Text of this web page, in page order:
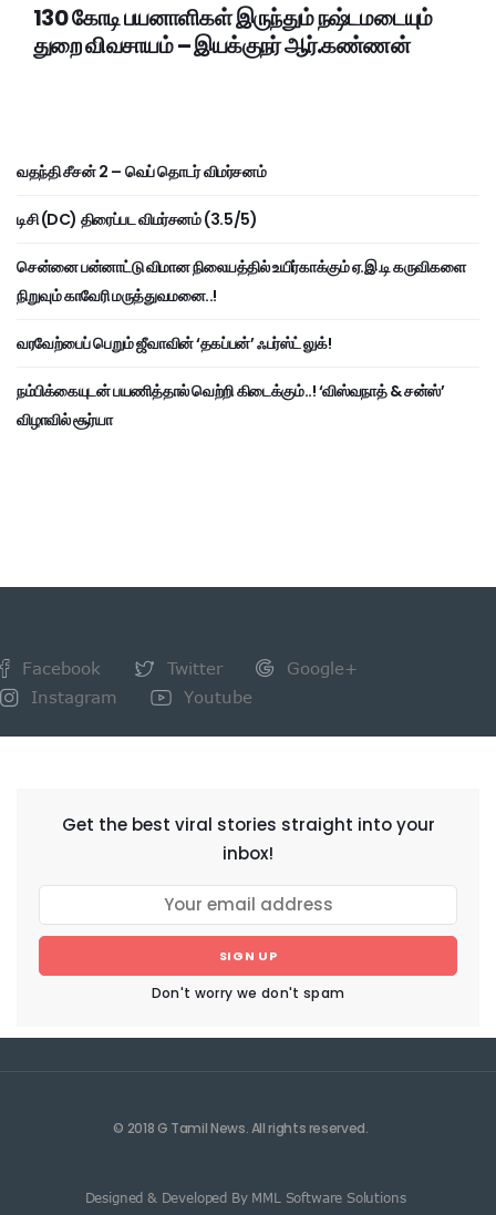
130 கோடி பயனாளிகள் இருந்தும் நஷ்டமடையும்
துறை விவசாயம் – இயக்குநர் ஆர்.கண்ணன்
வதந்தி சீசன் 2 – வெப் தொடர் விமர்சனம்
டிசி (DC) திரைப்பட விமர்சனம் (3.5/5)
சென்னை பன்னாட்டு விமான நிலையத்தில் உயிர்காக்கும் ஏ.இ.டி கருவிகளை
நிறுவும் காவேரி மருத்துவமனை..!
வரவேற்பைப் பெறும் ஜீவாவின் ‘தகப்பன்’ ஃபர்ஸ்ட் லுக்!
நம்பிக்கையுடன் பயணித்தால் வெற்றி கிடைக்கும்..! ‘விஸ்வநாத் & சன்ஸ்’
விழாவில் சூர்யா
Facebook Twitter
Google+
Instagram
Youtube
Get the best viral stories straight into your
inbox!
SIGN UP
Don't worry we don't spam
© 2018 G Tamil News. All rights reserved.
Designed & Developed By MML Software Solutions